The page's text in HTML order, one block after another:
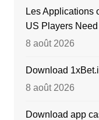
Les Applications
US Players
8 août 2026
Download
8 août 2026
Download app